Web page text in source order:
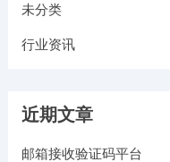
未分类
行业资讯
近期文章
邮箱接收验证码平台